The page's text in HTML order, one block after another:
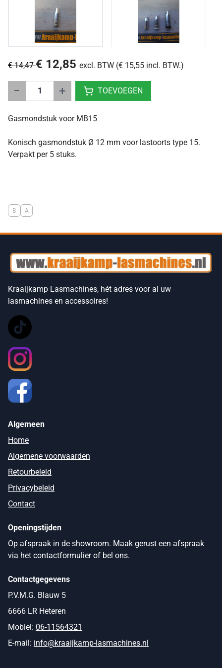
Konisch gasmondstuk Ø 12 mm voor lastoorts type 15.
Verpakt per 5 stuks.
€ 14,47€ 12,85 excl. BTW (€ 15,55 incl. BTW.)
− + TOEVOEGEN
Gasmondstuk voor MB15
B A
Kraaijkamp Lasmachines, hét adres voor al uw
lasmachines en accessoires!
Algemeen
Home
Algemene voorwaarden
Retourbeleid
Privacybeleid
Contact
Openingstijden
Op afspraak in de showroom. Maak gerust een afspraak
via het contactformulier of bel ons.
Contactgegevens
P.V.M.G. Blauw 5
6666 LR Heteren
Mobiel: 06-11564321
E-mail: info@kraaijkamp-lasmachines.nl